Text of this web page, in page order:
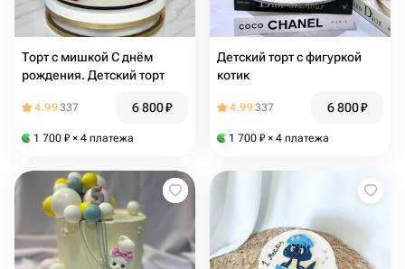
Торт с мишкой С днём
рождения. Детский торт
4.99337 6 800₽
1 700 ₽ × 4 платежа
Детский торт с фигуркой
котик
4.99337 6 800₽
1 700 ₽ × 4 платежа